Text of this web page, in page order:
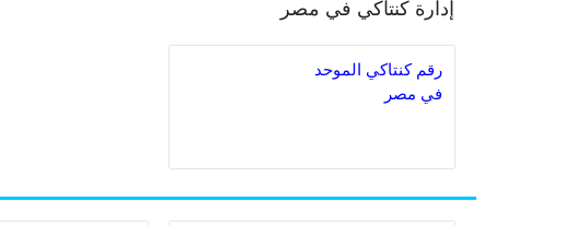
إدارة كنتاكي في مصر
رقم كنتاكي الموحد
في مصر